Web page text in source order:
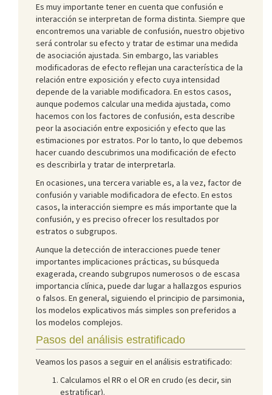
Es muy importante tener en cuenta que confusión e
interacción se interpretan de forma distinta. Siempre que
encontremos una variable de confusión, nuestro objetivo
será controlar su efecto y tratar de estimar una medida
de asociación ajustada. Sin embargo, las variables
modificadoras de efecto reflejan una característica de la
relación entre exposición y efecto cuya intensidad
depende de la variable modificadora. En estos casos,
aunque podemos calcular una medida ajustada, como
hacemos con los factores de confusión, esta describe
peor la asociación entre exposición y efecto que las
estimaciones por estratos. Por lo tanto, lo que debemos
hacer cuando descubrimos una modificación de efecto
es describirla y tratar de interpretarla.
En ocasiones, una tercera variable es, a la vez, factor de
confusión y variable modificadora de efecto. En estos
casos, la interacción siempre es más importante que la
confusión, y es preciso ofrecer los resultados por
estratos o subgrupos.
Aunque la detección de interacciones puede tener
importantes implicaciones prácticas, su búsqueda
exagerada, creando subgrupos numerosos o de escasa
importancia clínica, puede dar lugar a hallazgos espurios
o falsos. En general, siguiendo el principio de parsimonia,
los modelos explicativos más simples son preferidos a
los modelos complejos.
Pasos del análisis estratificado
Veamos los pasos a seguir en el análisis estratificado:
Calculamos el RR o el OR en crudo (es decir, sin
estratificar).